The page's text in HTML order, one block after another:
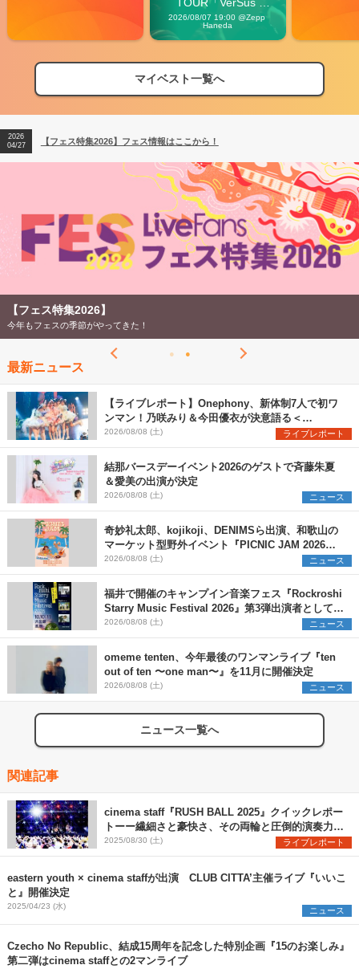
Carnival」
2026/08/07 19:00 @Zepp
Haneda
マイベスト一覧へ
【フェス特集2026】フェス情報はここから！
【ライブ動員ランキング】2026年上半期編発表！
2026
04/27
【フェス特集2026】フェス情報はここから！
2026
【ライブ動員ランキング】2026年上半期編発表！
【フェス特集2026】
今年もフェスの季節がやってきた！
最新ニュース
【ライブレポート】Onephony、新体制7人で初ワ
ンマン！乃咲みり＆今田優衣が決意語る＜
Onephony新体制1st Oneman Live はじまりの夏
＞
2026/08/08 (土) ライブレポート
結那バースデーイベント2026のゲストで斉藤朱夏
＆愛美の出演が決定
2026/08/08 (土) ニュース
奇妙礼太郎、kojikoji、DENIMSら出演、和歌山の
マーケット型野外イベント『PICNIC JAM 2026』
早割チケット発売開始
2026/08/08 (土) ニュース
福井で開催のキャンプイン音楽フェス『Rockroshi
Starry Music Festival 2026』第3弾出演者として
SCOOBIE DO、かりゆし58、Reiを発表
2026/08/08 (土) ニュース
omeme tenten、今年最後のワンマンライブ『ten
out of ten 〜one man〜』を11月に開催決定
2026/08/08 (土) ニュース
ニュース一覧へ
関連記事
cinema staff『RUSH BALL 2025』クイックレポー
トーー繊細さと豪快さ、その両輪と圧倒的演奏力で
魅せた堂々のステージ
2025/08/30 (土) ライブレポート
eastern youth × cinema staffが出演 CLUB CITTA’主催ライブ『いいこ
と』開催決定
2025/04/23 (水) ニュース
Czecho No Republic、結成15周年を記念した特別企画『15のお楽しみ』
第二弾はcinema staffとの2マンライブ